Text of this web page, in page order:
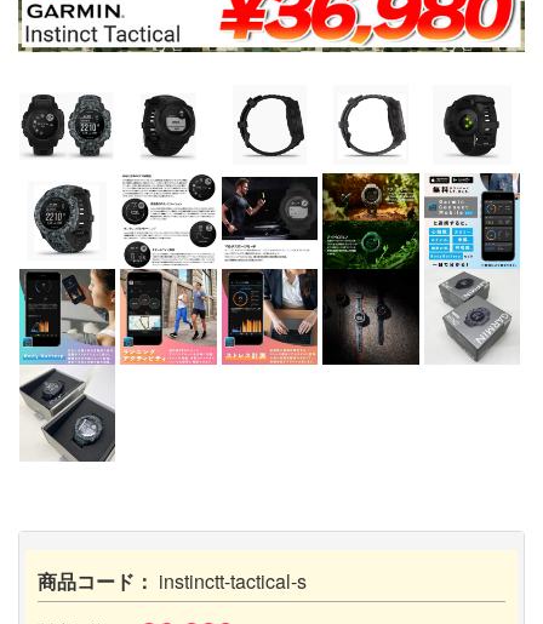
商品コード： instinctt-tactical-s